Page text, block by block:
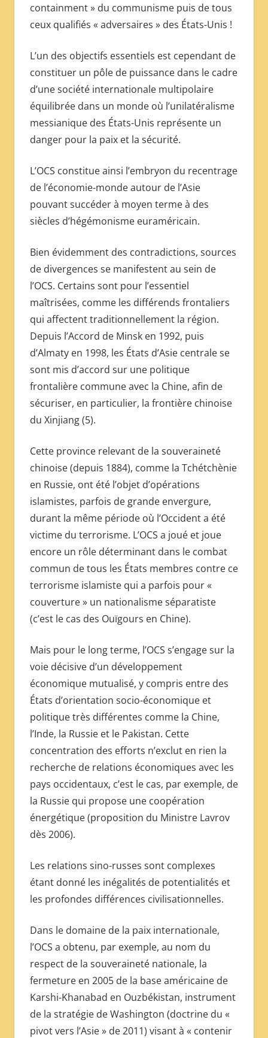
containment » du communisme puis de tous
ceux qualifiés « adversaires » des États-Unis !
L’un des objectifs essentiels est cependant de
constituer un pôle de puissance dans le cadre
d’une société internationale multipolaire
équilibrée dans un monde où l’unilatéralisme
messianique des États-Unis représente un
danger pour la paix et la sécurité.
L’OCS constitue ainsi l’embryon du recentrage
de l’économie-monde autour de l’Asie
pouvant succéder à moyen terme à des
siècles d’hégémonisme euraméricain.
Bien évidemment des contradictions, sources
de divergences se manifestent au sein de
l’OCS. Certains sont pour l’essentiel
maîtrisées, comme les différends frontaliers
qui affectent traditionnellement la région.
Depuis l’Accord de Minsk en 1992, puis
d’Almaty en 1998, les États d’Asie centrale se
sont mis d’accord sur une politique
frontalière commune avec la Chine, afin de
sécuriser, en particulier, la frontière chinoise
du Xinjiang (5).
Cette province relevant de la souveraineté
chinoise (depuis 1884), comme la Tchétchènie
en Russie, ont été l’objet d’opérations
islamistes, parfois de grande envergure,
durant la même période où l’Occident a été
victime du terrorisme. L’OCS a joué et joue
encore un rôle déterminant dans le combat
commun de tous les États membres contre ce
terrorisme islamiste qui a parfois pour «
couverture » un nationalisme séparatiste
(c’est le cas des Ouïgours en Chine).
Mais pour le long terme, l’OCS s’engage sur la
voie décisive d’un développement
économique mutualisé, y compris entre des
États d’orientation socio-économique et
politique très différentes comme la Chine,
l’Inde, la Russie et le Pakistan. Cette
concentration des efforts n’exclut en rien la
recherche de relations économiques avec les
pays occidentaux, c’est le cas, par exemple, de
la Russie qui propose une coopération
énergétique (proposition du Ministre Lavrov
dès 2006).
Les relations sino-russes sont complexes
étant donné les inégalités de potentialités et
les profondes différences civilisationnelles.
Dans le domaine de la paix internationale,
l’OCS a obtenu, par exemple, au nom du
respect de la souveraineté nationale, la
fermeture en 2005 de la base américaine de
Karshi-Khanabad en Ouzbékistan, instrument
de la stratégie de Washington (doctrine du «
pivot vers l’Asie » de 2011) visant à « contenir